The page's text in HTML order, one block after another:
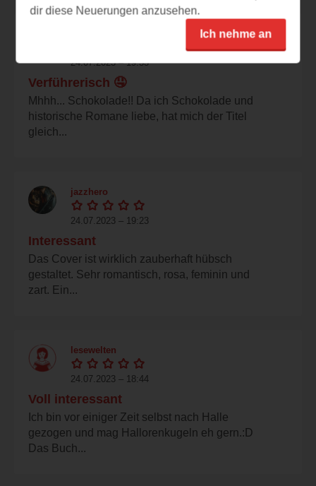
24.07.2023 – 19:33
Verführerisch 🤤
Mhhh... Schokolade!! Da ich Schokolade und
historische Romane liebe, hat mich der Titel
gleich...
jazzhero
24.07.2023 – 19:23
Interessant
Das Cover ist wirklich zauberhaft hübsch
gestaltet. Sehr romantisch, rosa, feminin und
zart. Ein...
lesewelten
24.07.2023 – 18:44
Voll interessant
Ich bin vor einiger Zeit selbst nach Halle
gezogen und mag Hallorenkugeln eh gern.:D
Das Buch...
dir diese Neuerungen anzusehen.
Ich nehme an